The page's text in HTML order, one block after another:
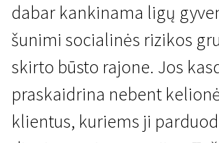
dabar kankinama ligų
šunimi socialinės rizikos
skirto būsto rajone. Jos
praskaidrina nebent
klientus, kuriems ji